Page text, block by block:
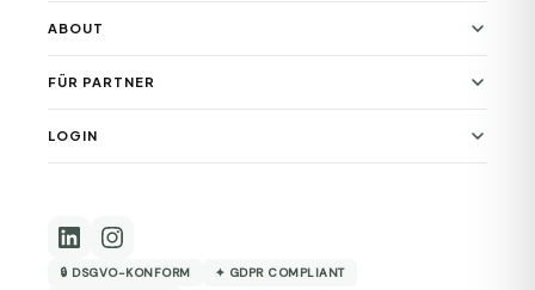
ABOUT
FÜR PARTNER
LOGIN
🔒 DSGVO-KONFORM ✦ GDPR COMPLIANT